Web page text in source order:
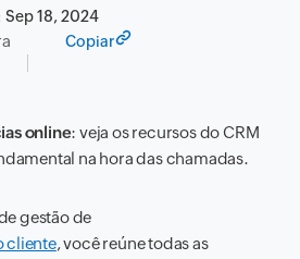
Sep 18, 2024
Copiar
online: veja os recursos do CRM
na hora das chamadas.
gestão de
cliente, você reúne todas as